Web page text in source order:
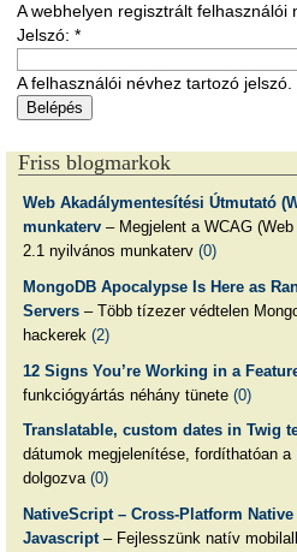
A webhelyen regisztrált felhasználói
Jelszó: *
A felhasználói névhez tartozó jelszó.
Friss blogmarkok
Web Akadálymentesítési Útmutató
munkaterv– Megjelent a WCAG
2.1 nyilvános munkaterv (0)
MongoDB Apocalypse Is Here as
Servers– Több tízezer védtelen
hackerek (2)
12 Signs You’re Working in a
funkciógyártás néhány tünete (0)
Translatable, custom dates in Twig
dátumok megjelenítése, fordíthatóan a
dolgozva (0)
NativeScript – Cross-Platform
Javascript– Fejlesszünk natív